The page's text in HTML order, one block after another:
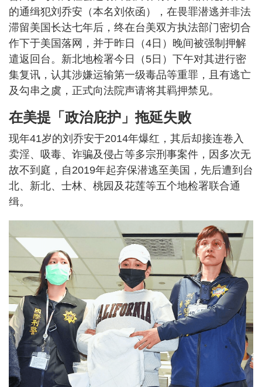
的通缉犯刘乔安（本名刘依函），在畏罪潜逃并非法
滞留美国长达七年后，终在台美双方执法部门密切合
作下于美国落网，并于昨日（4日）晚间被强制押解
遣返回台。新北地检署今日（5日）下午对其进行密
集复讯，认其涉嫌运输第一级毒品等重罪，且有逃亡
及勾串之虞，正式向法院声请将其羁押禁见。
在美提「政治庇护」拖延失败
现年41岁的刘乔安于2014年爆红，其后却接连卷入
卖淫、吸毒、诈骗及侵占等多宗刑事案件，因多次无
故不到庭，自2019年起弃保潜逃至美国，先后遭到台
北、新北、士林、桃园及花莲等五个地检署联合通
缉。